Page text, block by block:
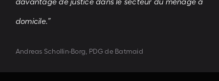
domicile.”
Andreas Schollin-Borg, PDG de Batmaid